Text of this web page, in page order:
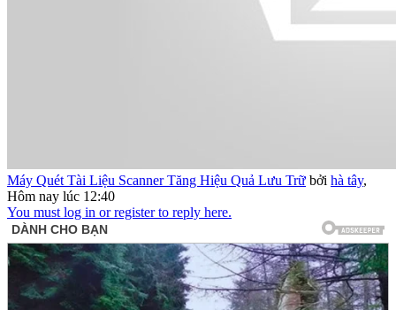
Máy Quét Tài Liệu Scanner Tăng Hiệu Quả Lưu Trữ bởi hà tây,
Hôm nay lúc 12:40
You must log in or register to reply here.